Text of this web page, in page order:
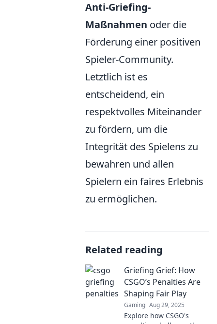
Anti-Griefing-
Maßnahmen oder die
Förderung einer positiven
Spieler-Community.
Letztlich ist es
entscheidend, ein
respektvolles Miteinander
zu fördern, um die
Integrität des Spielens zu
bewahren und allen
Spielern ein faires Erlebnis
zu ermöglichen.
Related reading
Griefing Grief: How
CSGO’s Penalties Are
Shaping Fair Play
Gaming Aug 29, 2025
Explore how CSGO's